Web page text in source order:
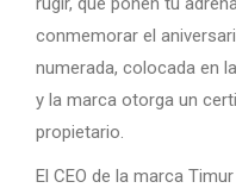
conmemorar el
numerada, colocada en
y la marca otorga un
propietario.
El CEO de la marca